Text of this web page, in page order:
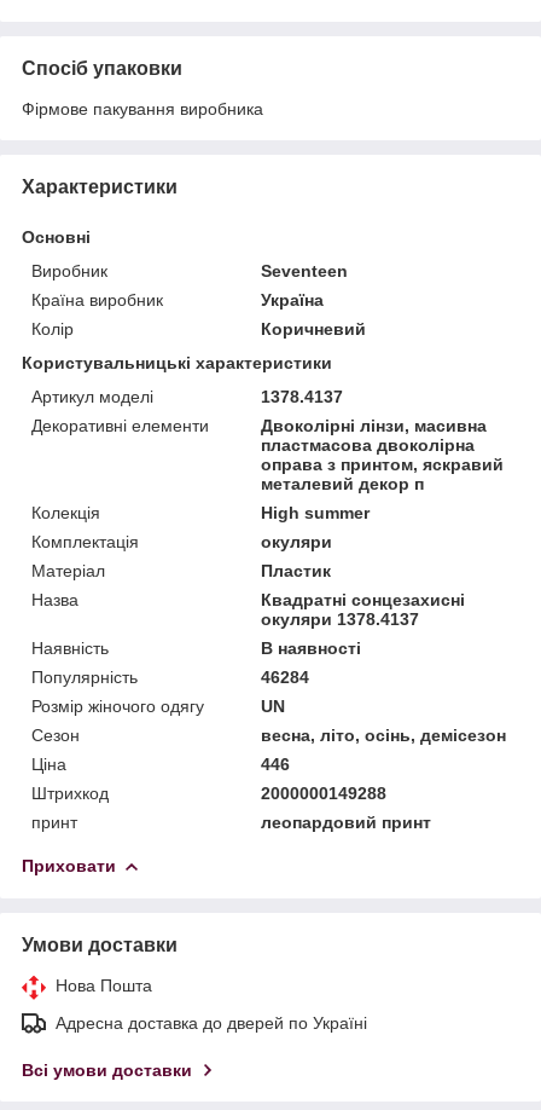
Спосіб упаковки
Фірмове пакування виробника
Характеристики
Основні
Виробник
Seventeen
Країна виробник
Україна
Колір
Коричневий
Користувальницькі характеристики
Артикул моделі
1378.4137
Декоративні елементи
Двоколірні лінзи, масивна
пластмасова двоколірна
оправа з принтом, яскравий
металевий декор п
Колекція
High summer
Комплектація
окуляри
Матеріал
Пластик
Назва
Квадратні сонцезахисні
окуляри 1378.4137
Наявність
В наявності
Популярність
46284
Розмір жіночого одягу
UN
Сезон
весна, літо, осінь, демісезон
Ціна
446
Штрихкод
2000000149288
принт
леопардовий принт
Приховати
Умови доставки
Нова Пошта
Адресна доставка до дверей по Україні
Всі умови доставки